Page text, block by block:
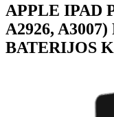
APPLE IPAD
A2926,
BATERIJOS